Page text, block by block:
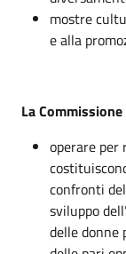
mostre
e alla
La
operare per
confronti
sviluppo
delle donne